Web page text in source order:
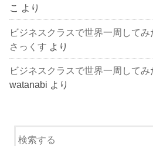
こ より
ビジネスクラスで世界一周してみ
さっくす より
ビジネスクラスで世界一周してみ
watanabi より